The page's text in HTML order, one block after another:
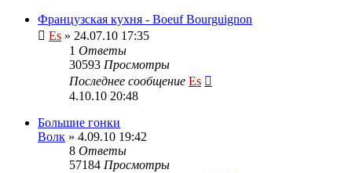
Французская кухня - Boeuf Bourguignon
Es » 24.07.10 17:35
1 Ответы
30593 Просмотры
Последнее сообщение Es
4.10.10 20:48
Большие гонки
Волк » 4.09.10 19:42
8 Ответы
57184 Просмотры